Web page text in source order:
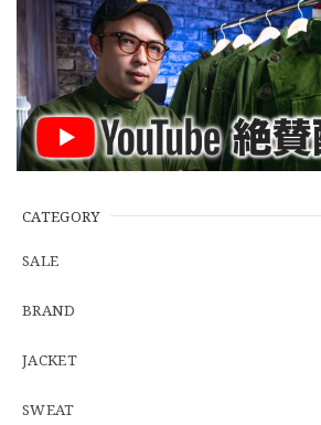
CATEGORY
SALE
BRAND
JACKET
SWEAT
３.1947 New York Cubans
2026/07/01